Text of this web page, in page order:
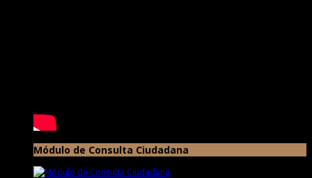
Módulo de Consulta Ciudadana